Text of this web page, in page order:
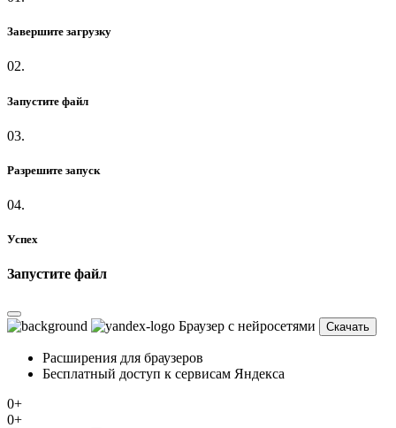
Завершите загрузку
02.
Запустите файл
03.
Разрешите запуск
04.
Успех
Запустите файл
Браузер с нейросетями Скачать
Расширения для браузеров
Бесплатный доступ к сервисам Яндекса
0+
0+